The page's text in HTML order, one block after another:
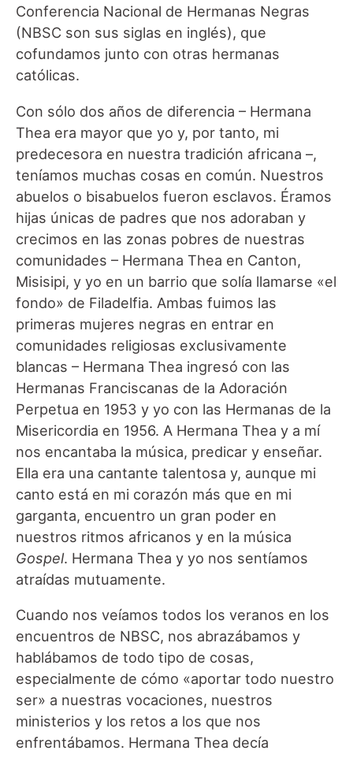
Conferencia Nacional de Hermanas Negras
(NBSC son sus siglas en inglés), que
cofundamos junto con otras hermanas
católicas.
Con sólo dos años de diferencia – Hermana
Thea era mayor que yo y, por tanto, mi
predecesora en nuestra tradición africana –,
teníamos muchas cosas en común. Nuestros
abuelos o bisabuelos fueron esclavos. Éramos
hijas únicas de padres que nos adoraban y
crecimos en las zonas pobres de nuestras
comunidades – Hermana Thea en Canton,
Misisipi, y yo en un barrio que solía llamarse «el
fondo» de Filadelfia. Ambas fuimos las
primeras mujeres negras en entrar en
comunidades religiosas exclusivamente
blancas – Hermana Thea ingresó con las
Hermanas Franciscanas de la Adoración
Perpetua en 1953 y yo con las Hermanas de la
Misericordia en 1956. A Hermana Thea y a mí
nos encantaba la música, predicar y enseñar.
Ella era una cantante talentosa y, aunque mi
canto está en mi corazón más que en mi
garganta, encuentro un gran poder en
nuestros ritmos africanos y en la música
Gospel. Hermana Thea y yo nos sentíamos
atraídas mutuamente.
Cuando nos veíamos todos los veranos en los
encuentros de NBSC, nos abrazábamos y
hablábamos de todo tipo de cosas,
especialmente de cómo «aportar todo nuestro
ser» a nuestras vocaciones, nuestros
ministerios y los retos a los que nos
enfrentábamos. Hermana Thea decía